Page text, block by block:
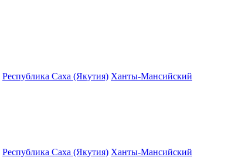
Республика Саха (Якутия) Ханты-Мансийский
Республика Саха (Якутия) Ханты-Мансийский